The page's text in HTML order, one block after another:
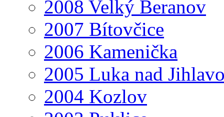
2008 Velký Beranov
2007 Bítovčice
2006 Kamenička
2005 Luka nad
2004 Kozlov